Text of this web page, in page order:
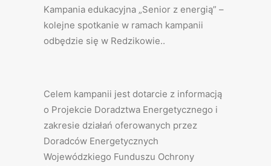
Kampania edukacyjna „Senior z energią” –
kolejne spotkanie w ramach kampanii
odbędzie się w Redzikowie..
Celem kampanii jest dotarcie z informacją
o Projekcie Doradztwa Energetycznego i
zakresie działań oferowanych przez
Doradców Energetycznych
Wojewódzkiego Funduszu Ochrony